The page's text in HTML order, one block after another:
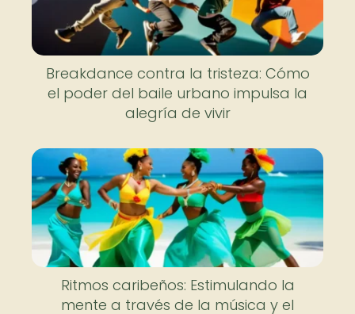
Breakdance contra la tristeza: Cómo
el poder del baile urbano impulsa la
alegría de vivir
Ritmos caribeños: Estimulando la
mente a través de la música y el